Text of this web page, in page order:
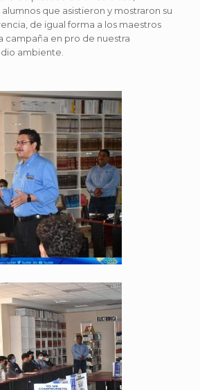
que asistieron y mostraron su
de igual forma a los maestros
campaña en pro de nuestra
ambiente.